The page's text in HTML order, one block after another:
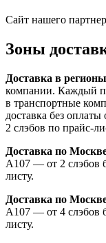
Сайт нашего
Зоны
Доставка в регионы
компании. Каждый
в транспортные
доставка без
2 слэбов по прайс-
Доставка по
А107 — от 2 слэбов
листу.
Доставка по
А107 — от 4 слэбов
листу.